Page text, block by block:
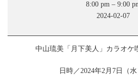
広
島・
島
忍
8:00 pm – 9:00
2024-02-07
中山琉美「月下美人」カラオケ
日時／2024年2月7日（水